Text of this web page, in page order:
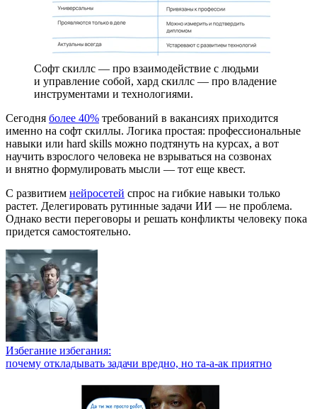
Софт скиллс — про взаимодействие с людьми
и управление собой, хард скиллс — про владение
инструментами и технологиями.
Сегодня более 40% требований в вакансиях приходится
именно на софт скиллы. Логика простая: профессиональные
навыки или hard skills можно подтянуть на курсах, а вот
научить взрослого человека не взрываться на созвонах
и внятно формулировать мысли — тот еще квест.
С развитием нейросетей спрос на гибкие навыки только
растет. Делегировать рутинные задачи ИИ — не проблема.
Однако вести переговоры и решать конфликты человеку пока
придется самостоятельно.
Избегание избегания:
почему откладывать задачи вредно, но та-а-ак приятно